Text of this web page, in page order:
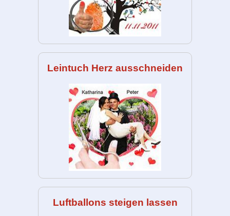
Leintuch Herz ausschneiden
Luftballons steigen lassen